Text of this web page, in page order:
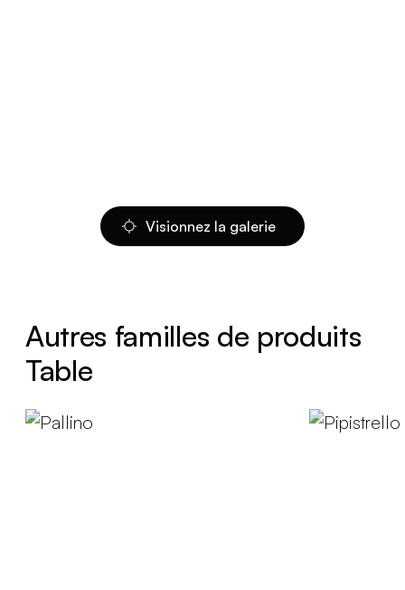
Visionnez la galerie
Autres familles de produits
Table